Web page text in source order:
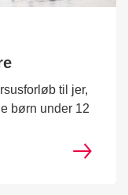
til jer,
børn under 12